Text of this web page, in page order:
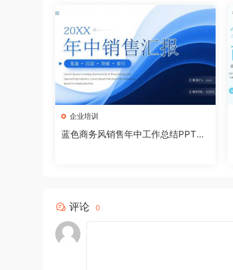
企业培训
蓝色商务风销售年中工作总结PPT模
评论 0